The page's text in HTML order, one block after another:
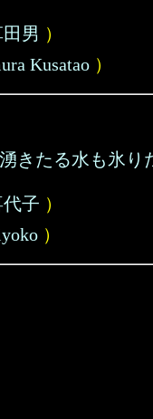
男 ）
Kusatao ）
きたる水も氷り
子 ）
）